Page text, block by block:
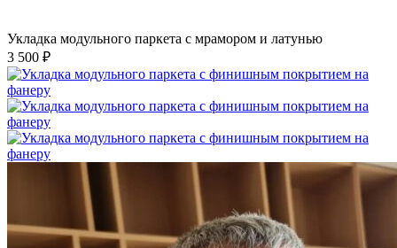
Укладка модульного паркета с мрамором и латунью
3 500 ₽